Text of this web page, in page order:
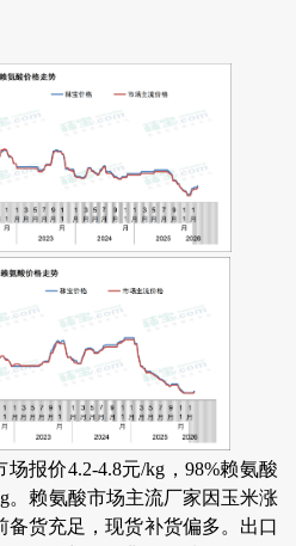
报价4.2-4.8元/kg，98%赖氨酸
。赖氨酸市场主流厂家因玉米涨
货充足，现货补货偏多。出口